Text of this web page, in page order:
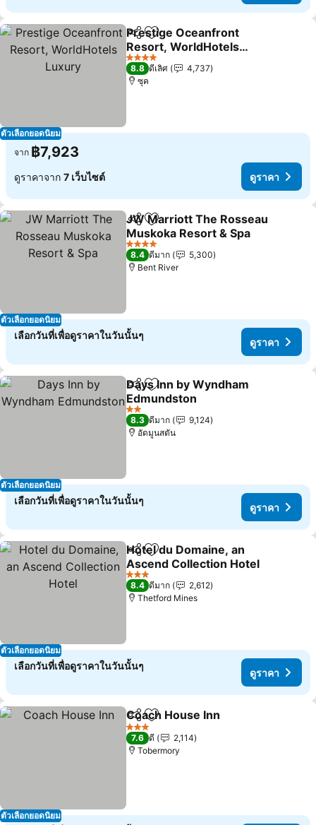
ตัวเลือกยอดนิยม
แชร์ เพิ่มในรายการโปรด
Prestige Oceanfront
Resort, WorldHotels
Luxury
4 ดาว
8.8 ดีเลิศ
4,737
ซุค
จาก ฿7,923
ดูราคาจาก 7 เว็บไซต์ ดูราคา
ตัวเลือกยอดนิยม
แชร์ เพิ่มในรายการโปรด
JW Marriott The Rosseau
Muskoka Resort & Spa
4 ดาว
8.4 ดีมาก
5,300
Bent River
เลือกวันที่เพื่อดูราคาในวันนั้นๆ
ดูราคา
ตัวเลือกยอดนิยม
แชร์ เพิ่มในรายการโปรด
Days Inn by Wyndham
Edmundston
2 ดาว
8.3 ดีมาก
9,124
อัดมูนสตัน
เลือกวันที่เพื่อดูราคาในวันนั้นๆ
ดูราคา
ตัวเลือกยอดนิยม
แชร์ เพิ่มในรายการโปรด
Hotel du Domaine, an
Ascend Collection Hotel
3 ดาว
8.4 ดีมาก
2,612
Thetford Mines
เลือกวันที่เพื่อดูราคาในวันนั้นๆ
ดูราคา
ตัวเลือกยอดนิยม
แชร์ เพิ่มในรายการโปรด
Coach House Inn
3 ดาว
7.6 ดี
2,114
Tobermory